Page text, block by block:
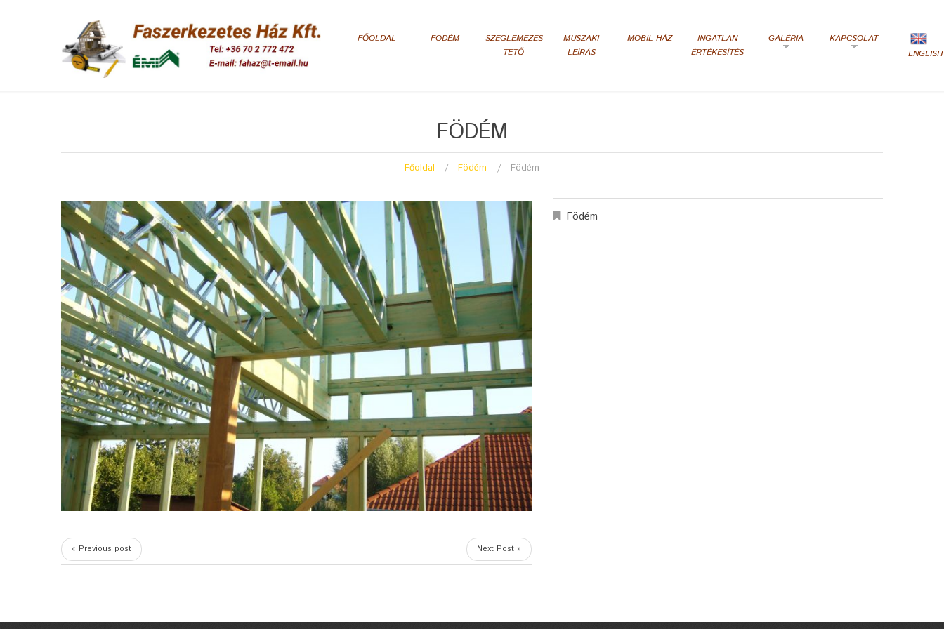
FŐOLDAL FÖDÉM
SZEGLEMEZES
TETŐ
MÚSZAKI
LEÍRÁS
MOBIL HÁZ
INGATLAN
ÉRTÉKESÍTÉS
GALÉRIA
KAPCSOLAT
ENGLISH
FÖDÉM
Főoldal Födém Födém
« Previous post Next Post »
Födém